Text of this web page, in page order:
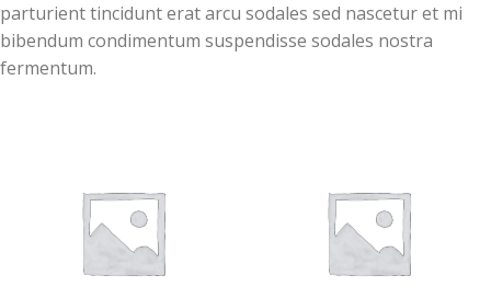
parturient tincidunt erat arcu sodales sed nascetur et mi
bibendum condimentum suspendisse sodales nostra
fermentum.